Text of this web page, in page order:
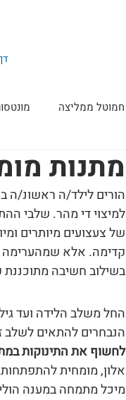
חמוטל ממליצה
מתנות
הורים לילד/ה ראשונ/ה
למיצוי די מהר. שלבי
של צעצועים מיותרים
קדימה. אלא שמהערימה
בשילוב חשיבה מתוכננת
החל משלב הלידה ועד
הנבחרים להתאים לשלב
לחשוף את התינוקות
אלון, מומחית
מיכל מתמחה במענה